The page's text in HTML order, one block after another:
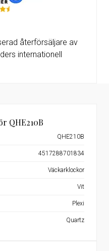
återförsäljare av
internationell
QHE210B
QHE210B
4517288701834
Väckarklockor
Vit
Plexi
Quartz